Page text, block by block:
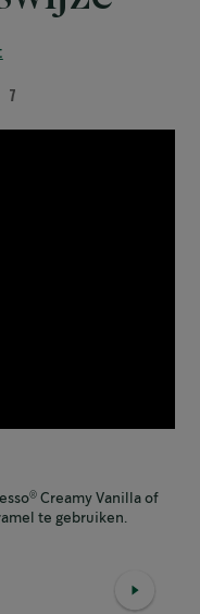
7
® Creamy Vanilla of
te gebruiken.